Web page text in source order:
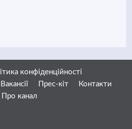
конфіденційності
Вакансії Прес-кіт
Контакти
Про канал